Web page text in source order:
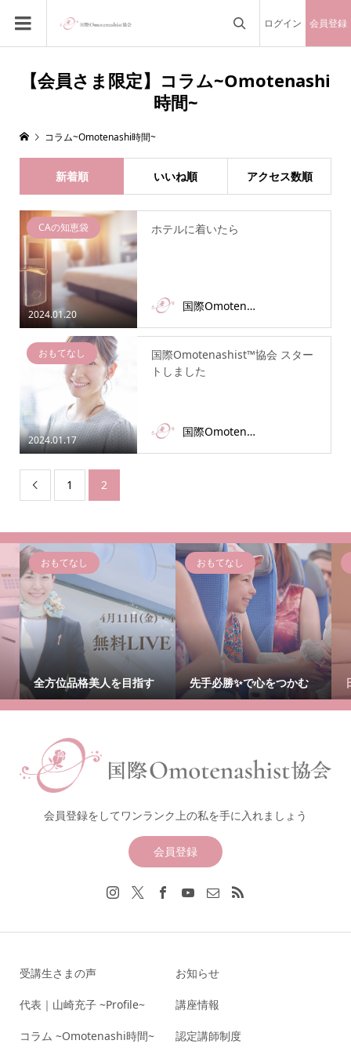
ログイン 会員登録
【会員さま限定】コラム~Omotenashi
時間~
コラム~Omotenashi時間~
新着順 いいね順 アクセス数順
2024.01.20
CAの知恵袋 ホテルに着いたら
国際Omotenashist協会事務局
2024.01.17
おもてなし
国際Omotenashist™️協会 スター
トしました
国際Omotenashist協会事務局
 1 2
おもてなし
全方位品格美人を目指す
おもてなし
先手必勝✨で心をつかむ
会員登録をしてワンランク上の私を手に入れましょう
会員登録
受講生さまの声
代表｜山崎充子 ~Profile~
コラム ~Omotenashi時間~
お知らせ
講座情報
認定講師制度